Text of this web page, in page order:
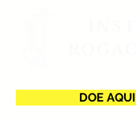
DOE AQUI